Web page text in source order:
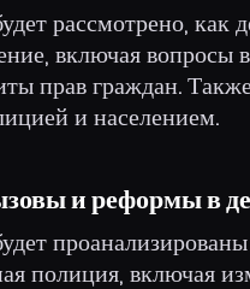
рассмотрено, как
включая
прав граждан.
и населением.
и реформы в
полиция, включая